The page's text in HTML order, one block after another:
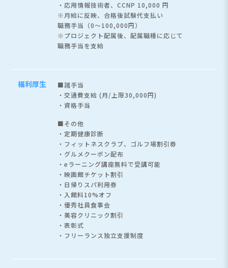
・応用情報技術者、CCNP 10,000 円
※月給に反映、合格後試験代支払い
職務手当（0～100,000円）
※プロジェクト配属後、配属職種に応じて
職務手当を支給
福利厚生
■諸手当
・交通費支給 (月/上限30,000円)
・資格手当
■その他
・定期健康診断
・フィットネスクラブ、ゴルフ場割引券
・グルメクーポン配布
・eラーニング講座無料で受講可能
・映画館チケット割引
・日帰りスパ利用券
・入館料10%オフ
・優秀社員食事会
・美容クリニック割引
・表彰式
・フリーランス独立支援制度